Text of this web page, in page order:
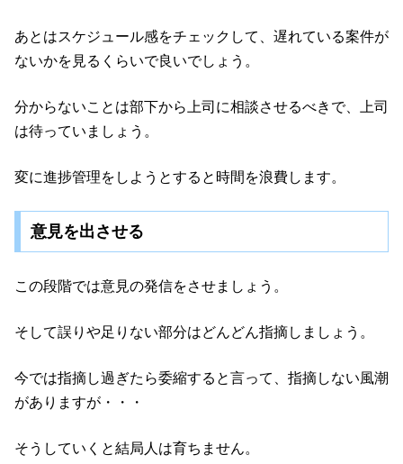
あとはスケジュール感をチェックして、遅れている案件が
ないかを見るくらいで良いでしょう。
分からないことは部下から上司に相談させるべきで、上司
は待っていましょう。
変に進捗管理をしようとすると時間を浪費します。
意見を出させる
この段階では意見の発信をさせましょう。
そして誤りや足りない部分はどんどん指摘しましょう。
今では指摘し過ぎたら委縮すると言って、指摘しない風潮
がありますが・・・
そうしていくと結局人は育ちません。